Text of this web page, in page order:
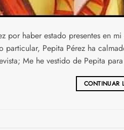
por haber estado presentes en
particular, Pepita Pérez ha
Me he vestido de Pepita
CONTINUAR